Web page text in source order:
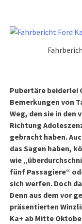
Pubertäre beiderlei
Bemerkungen von
Weg, den sie in den
Richtung
gebracht haben.
das Sagen haben,
wie
fünf Passagiere“
sich werfen. Doch
Denn aus dem vor
präsentierten
Ka+ ab Mitte